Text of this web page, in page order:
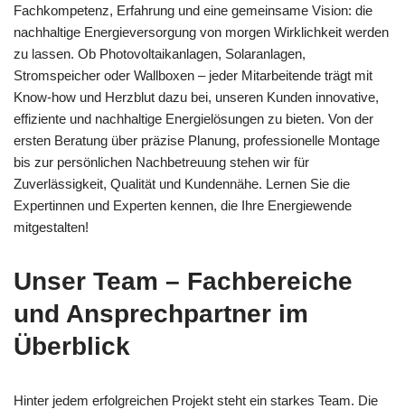
Fachkompetenz, Erfahrung und eine gemeinsame Vision: die
nachhaltige Energieversorgung von morgen Wirklichkeit werden
zu lassen. Ob Photovoltaikanlagen, Solaranlagen,
Stromspeicher oder Wallboxen – jeder Mitarbeitende trägt mit
Know-how und Herzblut dazu bei, unseren Kunden innovative,
effiziente und nachhaltige Energielösungen zu bieten. Von der
ersten Beratung über präzise Planung, professionelle Montage
bis zur persönlichen Nachbetreuung stehen wir für
Zuverlässigkeit, Qualität und Kundennähe. Lernen Sie die
Expertinnen und Experten kennen, die Ihre Energiewende
mitgestalten!
Unser Team – Fachbereiche
und Ansprechpartner im
Überblick
Hinter jedem erfolgreichen Projekt steht ein starkes Team. Die